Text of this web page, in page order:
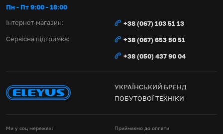
Пн - Пт 9:00 - 18:00
Інтернет-магазин:
+38 (067) 103 51 13
Сервісна підтримка:
+38 (067) 653 50 51
+38 (050) 437 90 04
УКРАЇНСЬКИЙ БРЕНД
ПОБУТОВОЇ ТЕХНІКИ
Ми у соц мережах: Приймаємо до оплати